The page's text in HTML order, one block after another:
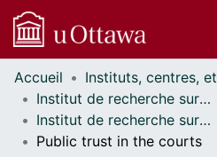
Communautés
et collections
Parcourir
Statistiques
Accueil
Institut de recherche sur la science, la société et la politique publique // Institute for Science, Society and Policy
Institut de recherche sur la science, la société et la politique publique - Publications // Institute for Science, Society and Policy - Publications
Public trust in the courts